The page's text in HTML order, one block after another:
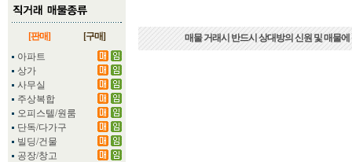
[판매]
[구매]
아파트
상가
사무실
주상복합
오피스텔/원룸
단독/다가구
빌딩/건물
공장/창고
매물 거래시 반드시 상대방의 신원 및 매물